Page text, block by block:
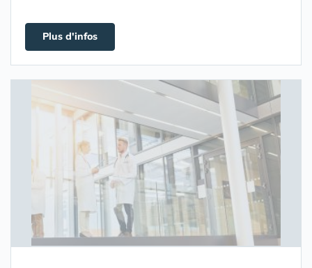
Plus d'infos